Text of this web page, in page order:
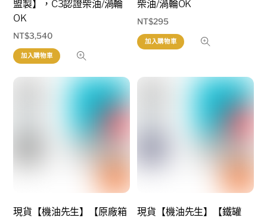
盟製】，C3認證柴油/渦輪
OK
NT$3,540
加入購物車
柴油/渦輪OK
NT$295
加入購物車
現貨【機油先生】【原廠箱
現貨【機油先生】【鐵罐